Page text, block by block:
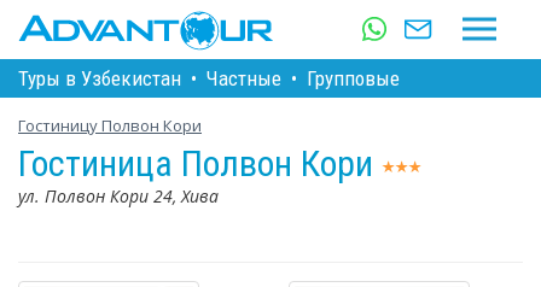
Туры в Узбекистан • Частные • Групповые
Гостиницу Полвон Кори
Гостиница Полвон Кори
ул. Полвон Кори 24, Хива